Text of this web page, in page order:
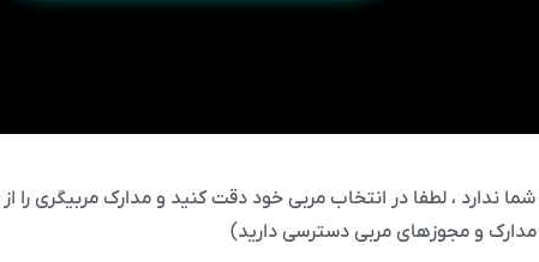
ندارد ، لطفا در انتخاب مربی خود دقت کنید و مدارک مربیگری را از
و مجوزهای مربی دسترسی دارید)